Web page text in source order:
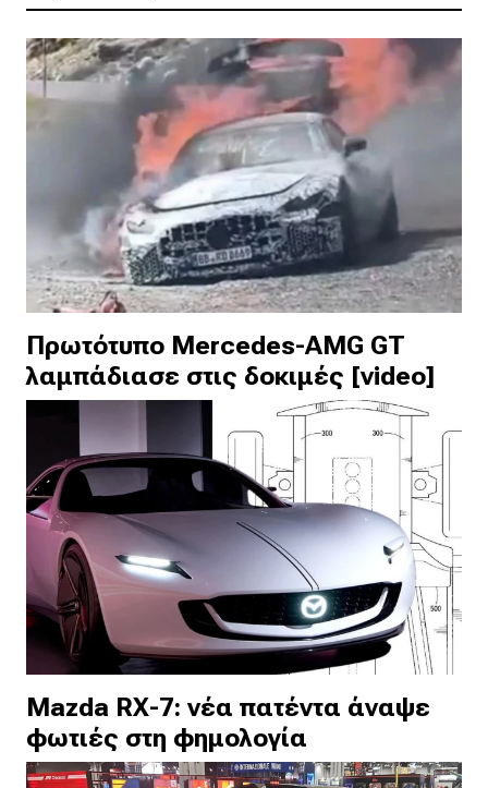
Πρωτότυπο Mercedes-AMG GT
λαμπάδιασε στις δοκιμές [video]
Mazda RX-7: νέα πατέντα άναψε
φωτιές στη φημολογία